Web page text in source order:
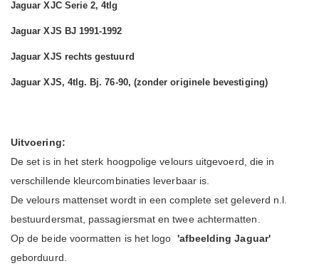
Jaguar XJC Serie 2, 4tlg
Jaguar XJS BJ 1991-1992
Jaguar XJS rechts gestuurd
Jaguar XJS, 4tlg. Bj. 76-90, (zonder originele bevestiging)
Uitvoering:
De set is in het sterk hoogpolige velours uitgevoerd, die in
verschillende kleurcombinaties leverbaar is.
De velours mattenset wordt in een complete set geleverd n.l.
bestuurdersmat, passagiersmat en twee achtermatten.
Op de beide voormatten is het logo 'afbeelding Jaguar'
geborduurd.